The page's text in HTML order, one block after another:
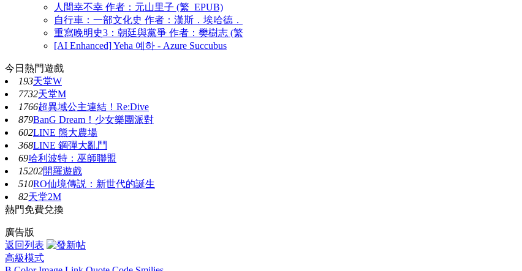
人間幸不幸 作者：元山里子 (繁_EPUB)
自行車：一部文化史 作者：漢斯．埃哈德．
重寫晚明史3：朝廷與黨爭 作者：樊樹志 (繁
[AI Enhanced] Yeha 예하 - Azure Succubus
今日熱門遊戲
193天堂W
7732天堂M
1766超異域公主連結！Re:Dive
879BanG Dream！少女樂團派對
602LINE 熊大農場
368LINE 鋼彈大亂鬥
69哈利波特：巫師聯盟
15202開羅遊戲
510RO仙境傳説：新世代的誕生
82天堂2M
熱門免費兌換
廣告版
返回列表
高級模式